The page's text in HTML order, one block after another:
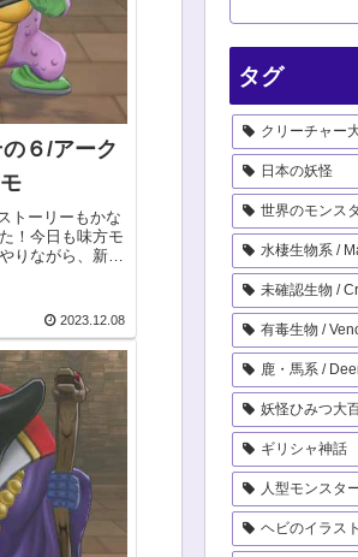
６/アーク
トーリーもかな
！今日も味方モ
りながら、新し
デーモンの配合
2023.12.08
タグ
クリーチャー
日本の妖怪
世界のモンス
水棲生物系 /
未確認生物 /
有毒生物 /
鹿・馬系 /
妖怪ひみつ大
ギリシャ神話
人型モンスタ
ヘビのイラスト